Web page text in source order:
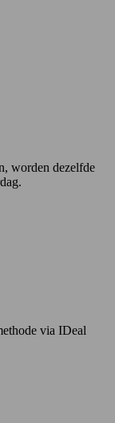
worden dezelfde
via IDeal